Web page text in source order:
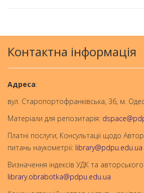
Контактна інформація
Aдреса:
вул. Старопортофранківська, 36, м.
Матеріали для репозитарія:
Платні послуги; Консультації щодо
питань наукометрії: library@pdpu.edu.ua
Визначення індексів УДК та
library.obrabotka@pdpu.edu.ua